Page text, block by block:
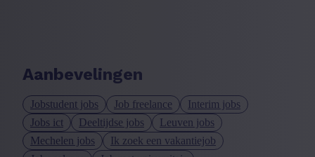
Aanbevelingen
Jobstudent jobs Job freelance
Interim jobs
Jobs ict
Deeltijdse jobs
Leuven jobs
Mechelen jobs
Ik zoek een vakantiejob